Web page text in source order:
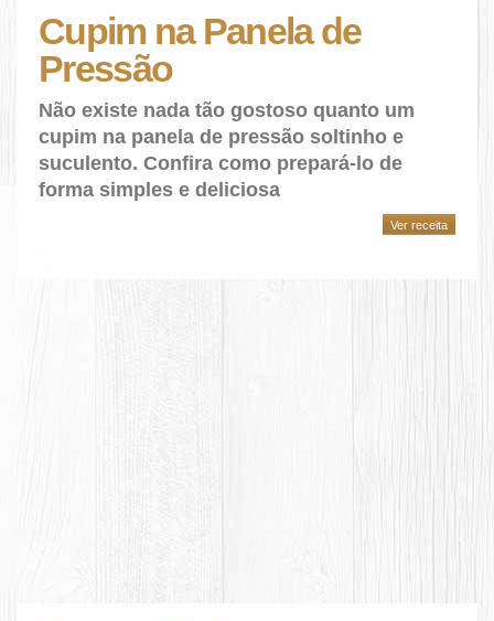
Cupim na Panela de
Pressão
Não existe nada tão gostoso quanto um
cupim na panela de pressão soltinho e
suculento. Confira como prepará-lo de
forma simples e deliciosa
Ver receita